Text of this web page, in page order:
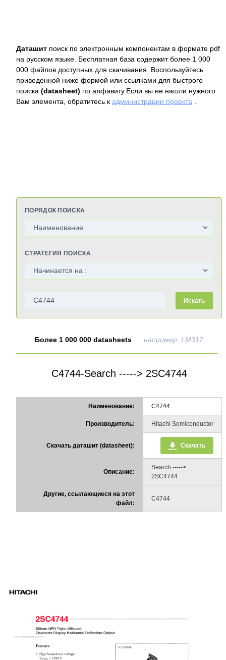
Даташит поиск по электронным компонентам в формате pdf
на русском языке. Бесплатная база содержит более 1 000
000 файлов доступных для скачивания. Воспользуйтесь
приведенной ниже формой или ссылками для быстрого
поиска (datasheet) по алфавиту.Если вы не нашли нужного
Вам элемента, обратитесь к администрации проекта
ПОРЯДОК ПОИСКА
СТРАТЕГИЯ ПОИСКА
Искать
Более 1 000 000 datasheets например: LM317
C4744-Search -----> 2SC4744
Наименование: C4744
Производитель: Hitachi Semiconductor
Скачать даташит (datasheet): Скачать
Описание:
Search ----->
2SC4744
Другие, ссылающиеся на этот
файл:
C4744